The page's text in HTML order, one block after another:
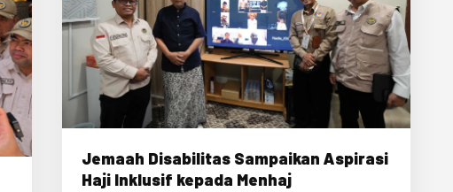
Jemaah Disabilitas Sampaikan Aspirasi
Haji Inklusif kepada Menhaj